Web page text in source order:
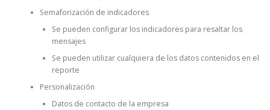
Semaforización de indicadores
Se pueden configurar los indicadores para resaltar los
mensajes
Se pueden utilizar cualquiera de los datos contenidos en el
reporte
Personalización
Datos de contacto de la empresa